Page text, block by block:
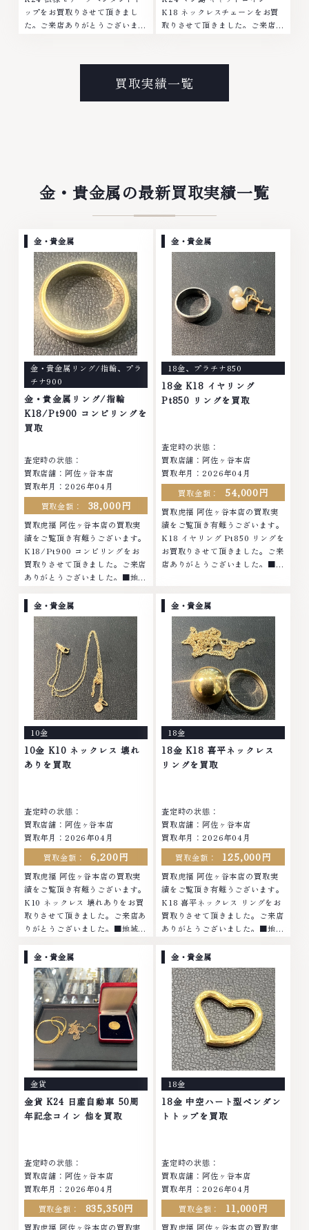
ップをお買取りさせて頂きまし
た。ご来店ありがとうございまし
ブランド衣類 お酒買取りのこと
なら、お任せくださいなかでも
金・プラチナ等のアクセサリー・
貴金属・宝石・ダイヤモンド・ジ
実現しており、他店ではお値段の
軽にご連絡ください。TEL:
0120-959-764営業時間: 10:00
～19:00定休日: 年中無休
K18 ネックレスチェーンをお買
取りさせて頂きました。ご来店あ
モンド ブランド品 ブランド衣類
お酒買取りのことなら、お任せく
ださいなかでも金・プラチナ等の
アクセサリー・貴金属・宝石・ダ
の高価買取りを実現しており、他
定します。お気軽にご連絡くださ
い。TEL: 0120-959-764営業
時間: 10:00～19:00定休日: 年中
無休
買取実績一覧
金・貴金属の最新買取実績一覧
金・貴金属
金・貴金属リング/指輪、 プラ
チナ900
金・貴金属リング/指輪
K18/Pt900 コンビリングを
買取
査定時の状態：
買取店舗：阿佐ヶ谷本店
買取年月：2026年04月
買取金額：
38,000円
買取虎福 阿佐ヶ谷本店の買取実
績をご覧頂き有難うございます。
K18/Pt900 コンビリングをお
買取りさせて頂きました。ご来店
ありがとうございました。■地域
ヤモンド ブランド品 ブランド衣
類 お酒買取りのことなら、お任
せくださいなかでも金・プラチナ
等のアクセサリー・貴金属・宝
石・ダイヤモンド・ジュエリーや
ブランド品・時計等は特に自信を
持って、高額査定を実現しており
ます。 古くて使わなくなってし
まったアクセサリー、動かなくな
ってしまった腕時計、多くのお品
物の高価買取りを実現しており、
他店ではお値段の付かなかったお
品物でも、一点一点丁寧に無料で
中無休
金・貴金属
18金、 プラチナ850
18金 K18 イヤリング
Pt850 リングを買取
査定時の状態：
買取店舗：阿佐ヶ谷本店
買取年月：2026年04月
買取金額：
54,000円
買取虎福 阿佐ヶ谷本店の買取実
績をご覧頂き有難うございます。
K18 イヤリング Pt850 リングを
お買取りさせて頂きました。ご来
店ありがとうございました。■地
衣類 お酒買取りのことなら、お
任せくださいなかでも金・プラチ
ナ等のアクセサリー・貴金属・宝
石・ダイヤモンド・ジュエリーや
ブランド品・時計等は特に自信を
持って、高額査定を実現しており
ます。 古くて使わなくなってし
まったアクセサリー、動かなくな
ってしまった腕時計、多くのお品
物の高価買取りを実現しており、
他店ではお値段の付かなかったお
品物でも、一点一点丁寧に無料で
査定します。お気軽にご連絡くだ
金・貴金属
10金
10金 K10 ネックレス 壊れ
ありを買取
査定時の状態：
買取店舗：阿佐ヶ谷本店
買取年月：2026年04月
買取金額：
6,200円
買取虎福 阿佐ヶ谷本店の買取実
績をご覧頂き有難うございます。
K10 ネックレス 壊れありをお買
取りさせて頂きました。ご来店あ
りがとうございました。■地域買
モンド ブランド品 ブランド衣類
お酒買取りのことなら、お任せく
ださいなかでも金・プラチナ等の
アクセサリー・貴金属・宝石・ダ
イヤモンド・ジュエリーや ブラ
ンド品・時計等は特に自信を持っ
て、高額査定を実現しておりま
す。 古くて使わなくなってしま
ったアクセサリー、動かなくなっ
てしまった腕時計、多くのお品物
の高価買取りを実現しており、他
店ではお値段の付かなかったお品
物でも、一点一点丁寧に無料で査
無休
金・貴金属
18金
18金 K18 喜平ネックレス
リングを買取
査定時の状態：
買取店舗：阿佐ヶ谷本店
買取年月：2026年04月
買取金額：
125,000円
買取虎福 阿佐ヶ谷本店の買取実
績をご覧頂き有難うございます。
K18 喜平ネックレス リングをお
買取りさせて頂きました。ご来店
ありがとうございました。■地域
ヤモンド ブランド品 ブランド衣
類 お酒買取りのことなら、お任
せくださいなかでも金・プラチナ
等のアクセサリー・貴金属・宝
石・ダイヤモンド・ジュエリーや
ブランド品・時計等は特に自信を
持って、高額査定を実現しており
ます。 古くて使わなくなってし
まったアクセサリー、動かなくな
ってしまった腕時計、多くのお品
物の高価買取りを実現しており、
他店ではお値段の付かなかったお
品物でも、一点一点丁寧に無料で
中無休
金・貴金属
金貨
金貨 K24 日産自動車 50周
年記念コイン 他を買取
査定時の状態：
買取店舗：阿佐ヶ谷本店
買取年月：2026年04月
買取金額：
835,350円
買取虎福 阿佐ヶ谷本店の買取実
金・貴金属
18金
18金 中空ハート型ペンダン
トトップを買取
査定時の状態：
買取店舗：阿佐ヶ谷本店
買取年月：2026年04月
買取金額：
11,000円
買取虎福 阿佐ヶ谷本店の買取実